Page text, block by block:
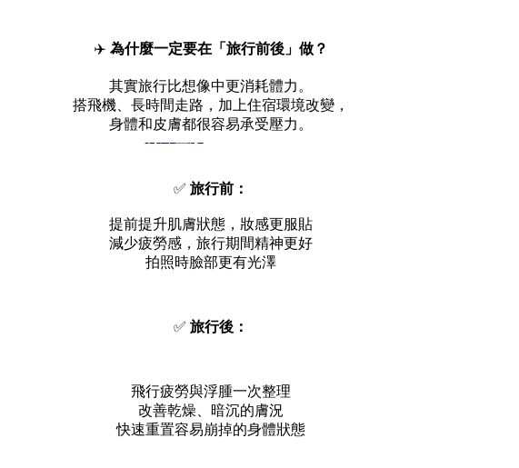
特殊整形
✈️ 為什麼一定要在「旅行前後」做？
其實旅行比想像中更消耗體力。
搭飛機、長時間走路，加上住宿環境改變，
身體和皮膚都很容易承受壓力。
✅ 旅行前：
提前提升肌膚狀態，妝感更服貼
減少疲勞感，旅行期間精神更好
拍照時臉部更有光澤
✅ 旅行後：
飛行疲勞與浮腫一次整理
改善乾燥、暗沉的膚況
快速重置容易崩掉的身體狀態